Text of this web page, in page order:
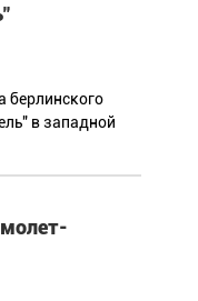
берлинского
в западной